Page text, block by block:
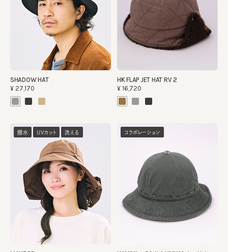
SHADOW HAT
¥27,170
HK FLAP JET HAT RV 2
¥16,720
撥水 UVカット 洗える コラボレーション